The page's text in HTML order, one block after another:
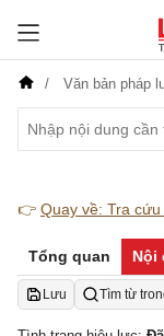
Văn bản pháp
👉 Quay về: Tra
Tổng quan Nội
Lưu Tìm từ